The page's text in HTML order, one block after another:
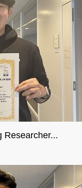
Researcher...